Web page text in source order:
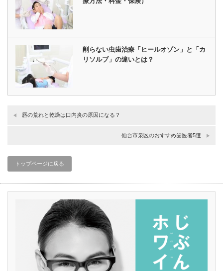
削らない虫歯治療「ヒールオゾン」と「カ
リソルブ」の違いとは？
唇の荒れと乾燥は口内炎の原因になる？
仙台市泉区のおすすめ歯医者5選
トップページに戻る